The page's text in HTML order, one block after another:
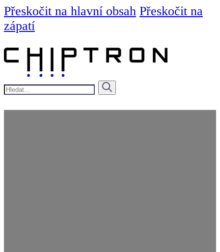
Přeskočit na hlavní obsah Přeskočit na
zápatí
Hledat